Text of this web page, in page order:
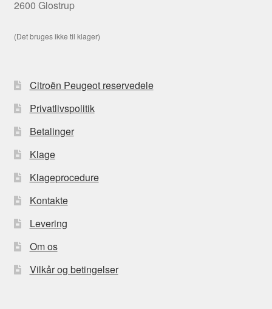
2600 Glostrup
(Det bruges ikke til klager)
Citroën Peugeot reservedele
Privatlivspolitik
Betalinger
Klage
Klageprocedure
Kontakte
Levering
Om os
Vilkår og betingelser